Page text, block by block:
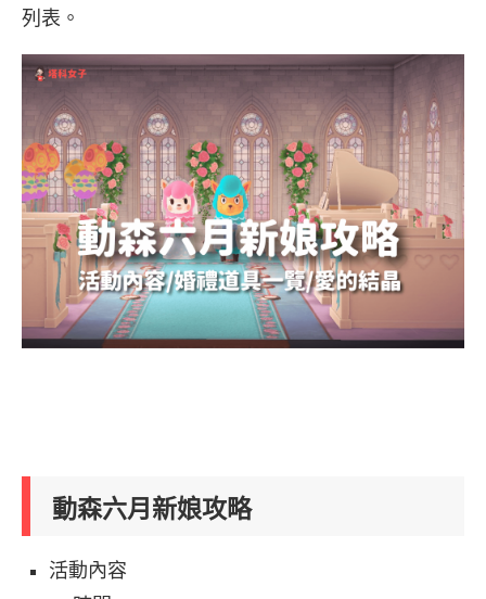
列表。
動森六月新娘攻略
活動內容